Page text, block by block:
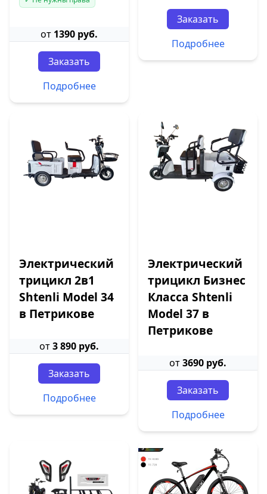
от 1390 руб.
Заказать
Подробнее
Заказать
Подробнее
Электрический
трицикл 2в1
Shtenli Model 34
в Петрикове
от3 890 руб.
Заказать
Подробнее
Электрический
трицикл Бизнес
Класса Shtenli
Model 37 в
Петрикове
от3690 руб.
Заказать
Подробнее